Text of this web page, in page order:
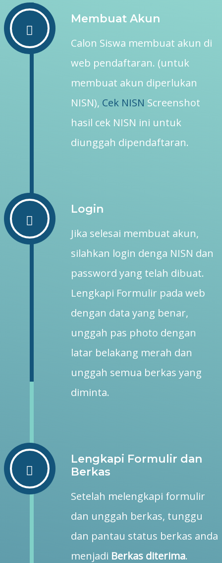
Membuat Akun
Calon Siswa membuat akun di
web pendaftaran. (untuk
membuat akun diperlukan
NISN), Cek NISN Screenshot
hasil cek NISN ini untuk
diunggah dipendaftaran.
Login
Jika selesai membuat akun,
silahkan login denga NISN dan
password yang telah dibuat.
Lengkapi Formulir pada web
dengan data yang benar,
unggah pas photo dengan
latar belakang merah dan
unggah semua berkas yang
diminta.
Lengkapi Formulir dan
Berkas
Setelah melengkapi formulir
dan unggah berkas, tunggu
dan pantau status berkas anda
menjadi Berkas diterima.